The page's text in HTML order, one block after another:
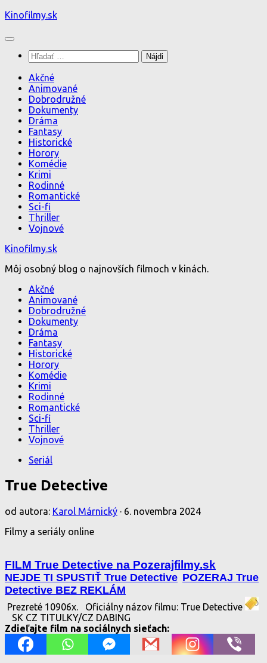
Preskočiť
obsah
Kinofilmy.sk
Hľadať:
Akčné
Animované
Dobrodružné
Dokumenty
Dráma
Fantasy
Historické
Horory
Komédie
Krimi
Rodinné
Romantické
Sci-fi
Thriller
Vojnové
Kinofilmy.sk
Môj osobný blog o najnovších filmoch v kinách.
Akčné
Animované
Dobrodružné
Dokumenty
Dráma
Fantasy
Historické
Horory
Komédie
Krimi
Rodinné
Romantické
Sci-fi
Thriller
Vojnové
Seriál
True Detective
od autora: Karol Márnický · 6. novembra 2024
Filmy a seriály online
FILM True Detective na Pozerajfilmy.sk
NEJDE TI SPUSTIŤ True Detective POZERAJ True
Detective BEZ REKLÁM
Prezreté 10906x.
Oficiálny názov filmu: True Detective
SK CZ TITULKY/CZ DABING
Zdieľajte film na sociálnych sieťach: